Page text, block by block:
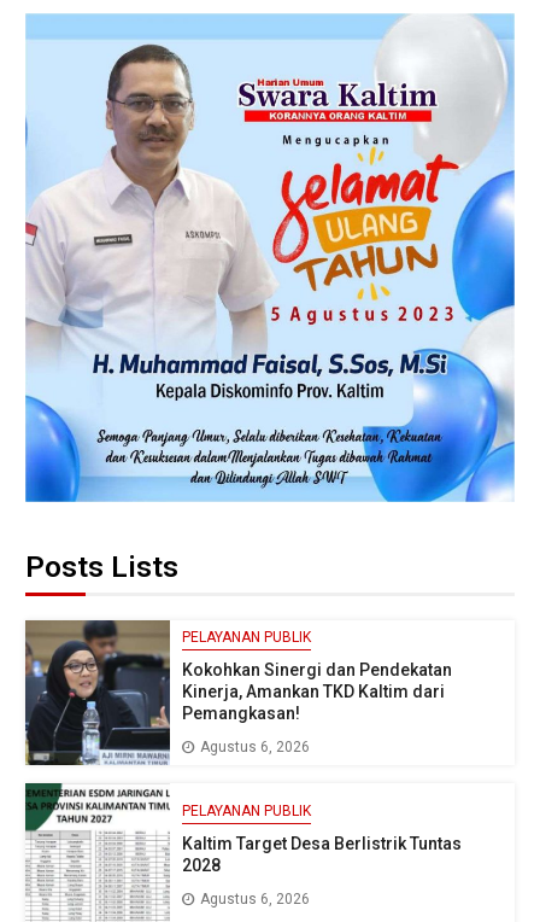
Posts Lists
PELAYANAN PUBLIK
Kokohkan Sinergi dan Pendekatan
Kinerja, Amankan TKD Kaltim dari
Pemangkasan!
Agustus 6, 2026
PELAYANAN PUBLIK
Kaltim Target Desa Berlistrik Tuntas
2028
Agustus 6, 2026